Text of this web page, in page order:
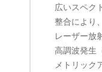
広いスペク
整合により
レーザー放
高調波発生
メトリック